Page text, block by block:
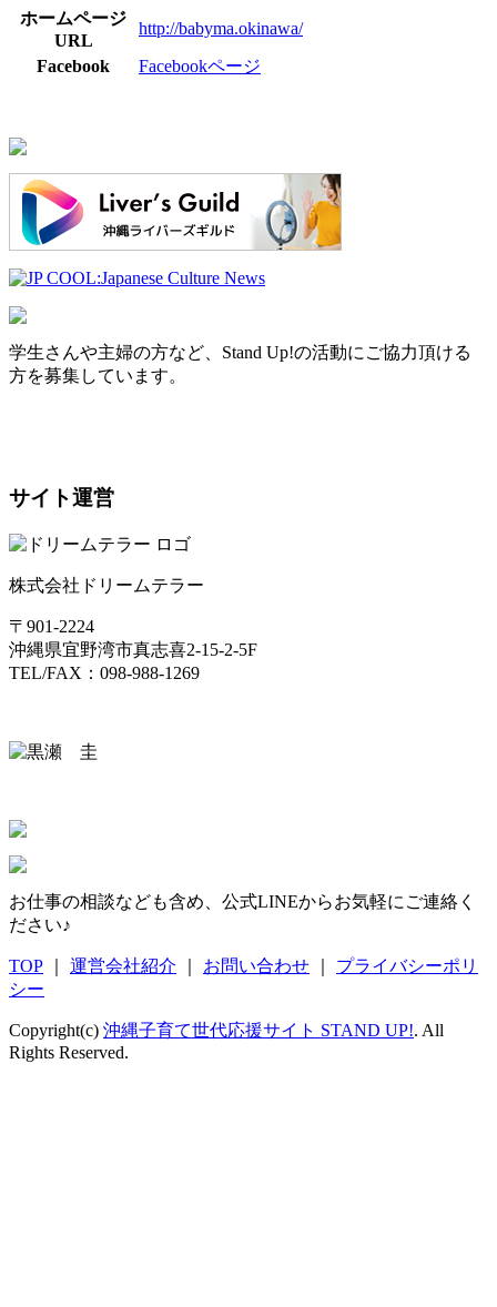
ホームページ
URL
http://babyma.okinawa/
Facebook
Facebookページ
学生さんや主婦の方など、Stand Up!の活動にご協力頂ける
方を募集しています。
サイト運営
株式会社ドリームテラー
〒901-2224
沖縄県宜野湾市真志喜2-15-2-5F
TEL/FAX：098-988-1269
お仕事の相談なども含め、公式LINEからお気軽にご連絡く
ださい♪
TOP 運営会社紹介 お問い合わせ
プライバシーポリ
シー
Copyright(c) 沖縄子育て世代応援サイト STAND UP!. All
Rights Reserved.